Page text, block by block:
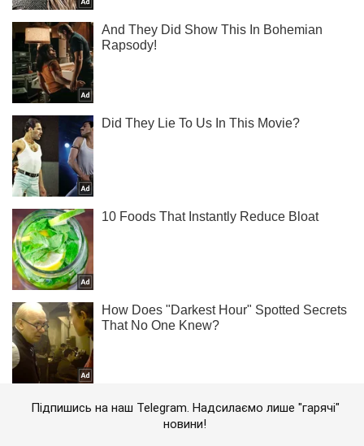
Підпишись на наш Telegram. Надсилаємо лише "гарячі"
новини!